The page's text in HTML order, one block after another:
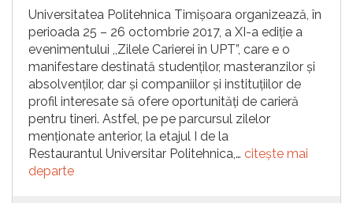
Universitatea Politehnica Timişoara organizează, în
perioada 25 – 26 octombrie 2017, a XI-a ediţie a
evenimentului ,,Zilele Carierei în UPT”, care e o
manifestare destinată studenţilor, masteranzilor şi
absolvenţilor, dar şi companiilor și instituţiilor de
profil interesate să ofere oportunităţi de carieră
pentru tineri. Astfel, pe pe parcursul zilelor
menționate anterior, la etajul I de la
Restaurantul Universitar Politehnica,… citește mai
departe